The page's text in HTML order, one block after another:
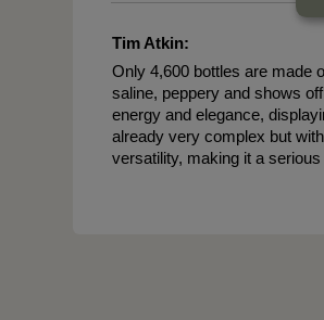
Tim Atkin:
Only 4,600 bottles are made
saline, peppery and shows
energy and elegance,
already very complex but
versatility, making it a